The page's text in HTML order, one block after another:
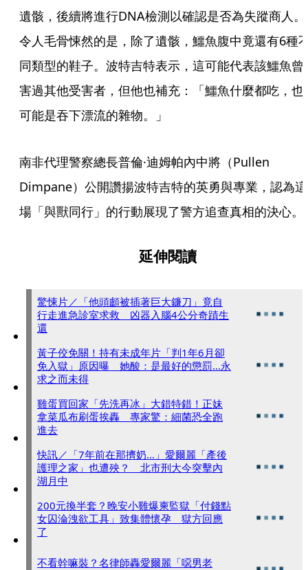
遺骸，後續將進行DNA檢測以確認是否為失蹤商人。
令人毛骨悚然的是，除了遺骸，鱷魚腹中竟還有6種
同類型的鞋子。波特吉特表示，這可能代表該鱷魚曾
害過其他受害者，但他也補充：「鱷魚什麼都吃，也
可能是吞下漂流的雜物。」
南非代理警察總長普倫·迪姆帕內中將（Pullen
Dimpane）公開讚揚波特吉特的英勇與專業，認為這
場「與獸同行」的行動展現了警方追查真相的決心。
延伸閱讀
驚悚片／「他頭顱被插著巨大鐮刀」竟自
行走進急診室求救 凶器入腦4公分奇蹟生
還
黃子佼免關！持有未成年片「判1年6月卻
免入獄」原因曝 她酸：是最好的懲罰...永
求之而未得
雞蛋買回家「先洗再冰」大錯特錯！正妹
拿菜瓜布刷蛋挨轟 專家驚：細菌恐全跑
進去
快訊／「7年前在那擠奶...」愛爾麗「產後
護理之家」也遭殃？ 北市刑大今突擊內
湖月中
200元換半套？晚安小雞爆柬監獄「付錢點
女囚淪洩欲工具」致集體懷孕 獄方回應
了
不看幹嘛裝？名律師轟愛爾麗「噁男老